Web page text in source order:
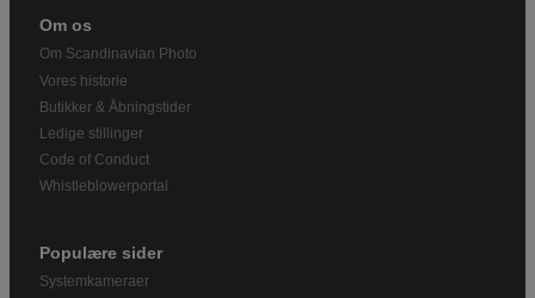
Om os
Om Scandinavian Photo
Vores historie
Butikker & Åbningstider
Ledige stillinger
Code of Conduct
Whistleblowerportal
Populære sider
Systemkameraer